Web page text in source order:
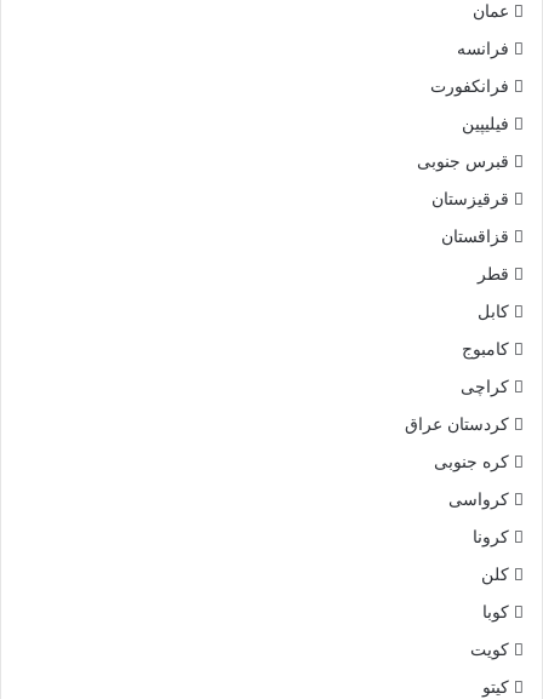
عمان
فرانسه
فرانکفورت
فیلیپین
قبرس جنوبی
قرقیزستان
قزاقستان
قطر
کابل
کامبوج
کراچی
کردستان عراق
کره جنوبی
کرواسی
کرونا
کلن
کوبا
کویت
کیتو